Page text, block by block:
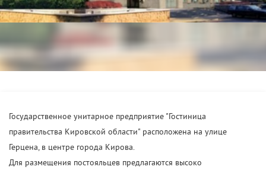
Государственное унитарное предприятие "Гостиница
правительства Кировской области" расположена на улице
Герцена, в центре города Кирова.
Для размещения постояльцев предлагаются высоко